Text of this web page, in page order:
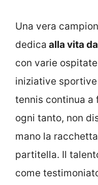
Una vera
dedica alla vita
con varie
iniziative
tennis continua a
ogni tanto, non
mano la
partitella. Il
come